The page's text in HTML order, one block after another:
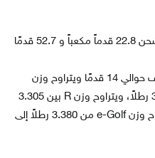
: تبلغ مساحة الشحن 22.8 قدماً مكعباً و 52.7 قدمًا
: يبلغ طول جولف حوالي 14 قدمًا ويتراوح وزن
كبحها بين 2.901 رطلاً و 3.023 رطلاً، ويتراوح وزن R بين 3.305
رطلاً و 3.362 رطلاً، بينما يتراوح وزن e-Golf من 3.380 رطلاً إلى